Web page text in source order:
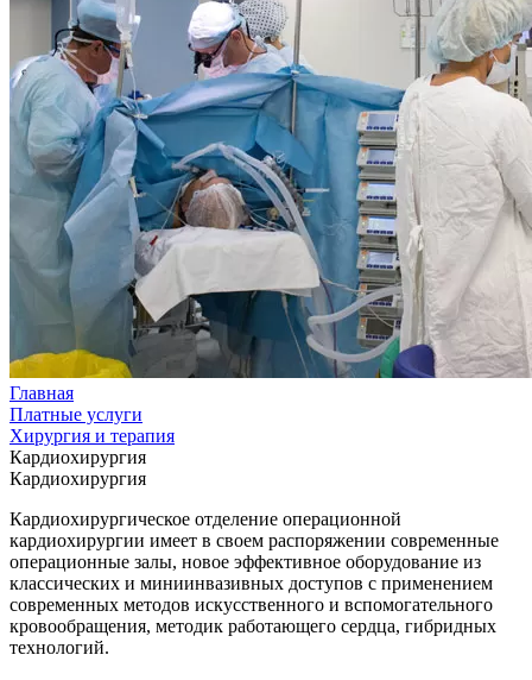
Главная
Платные услуги
Хирургия и терапия
Кардиохирургия
Кардиохирургия
Кардиохирургическое отделение операционной
кардиохирургии имеет в своем распоряжении современные
операционные залы, новое эффективное оборудование из
классических и миниинвазивных доступов с применением
современных методов искусственного и вспомогательного
кровообращения, методик работающего сердца, гибридных
технологий.